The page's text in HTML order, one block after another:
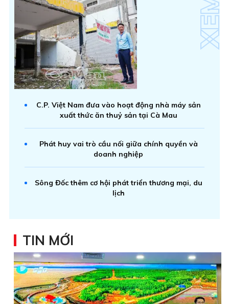
C.P. Việt Nam đưa vào hoạt động nhà máy sản
xuất thức ăn thuỷ sản tại Cà Mau
Phát huy vai trò cầu nối giữa chính quyền và
doanh nghiệp
Sông Đốc thêm cơ hội phát triển thương mại, du
lịch
TIN MỚI